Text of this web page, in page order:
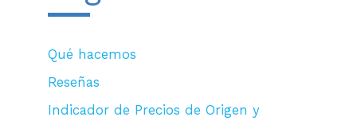
Qué hacemos
Reseñas
Indicador de Precios de Origen y